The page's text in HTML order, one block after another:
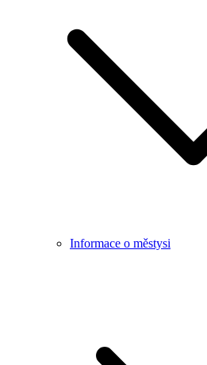
Informace o městysi